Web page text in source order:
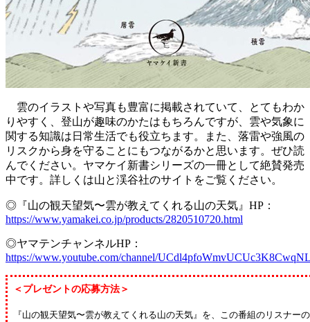
雲のイラストや写真も豊富に掲載されていて、とてもわか
りやすく、登山が趣味のかたはもちろんですが、雲や気象に
関する知識は日常生活でも役立ちます。また、落雷や強風の
リスクから身を守ることにもつながるかと思います。ぜひ読
んでください。ヤマケイ新書シリーズの一冊として絶賛発売
中です。詳しくは山と渓谷社のサイトをご覧ください。
◎『山の観天望気〜雲が教えてくれる山の天気』HP：
https://www.yamakei.co.jp/products/2820510720.html
◎ヤマテンチャンネルHP：
https://www.youtube.com/channel/
＜プレゼントの応募方法＞
『山の観天望気〜雲が教えてくれる山の天気』を、この番組のリスナーの